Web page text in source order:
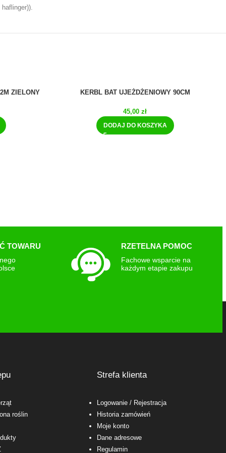
ZIELONY KERBL BAT UJEŻDŻENIOWY 90CM
45,00zł
DODAJ DO KOSZYKA
TOWARU RZETELNA POMOC
Fachowe wsparcie na
każdym etapie zakupu
roślin
Strefa klienta
Logowanie/ Rejestracja
Historia zamówień
Moje konto
Dane adresowe
Regulamin